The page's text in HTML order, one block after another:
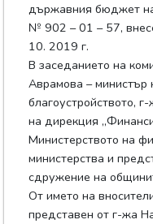
държавния бюджет
№ 902 – 01 – 57,
10. 2019 г.
В заседанието на
Аврамова – министър
благоустройството,
на дирекция
Министерството на
министерства и
сдружение на
От името на
представен от г-жа